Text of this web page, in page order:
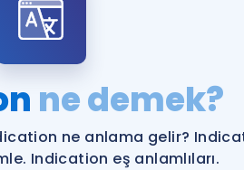
YDS ve YÖKDİL
YDS ve YÖKDİL'e
ne demek?
ne anlama gelir?
Indication eş anlamlıları.